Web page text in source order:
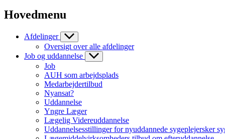
Hovedmenu
Afdelinger
Oversigt over alle afdelinger
Job og uddannelse
Job
AUH som arbejdsplads
Medarbejdertilbud
Nyansat?
Uddannelse
Yngre Læger
Lægelig Videreuddannelse
Uddannelsesstillinger for nyuddannede sygeplejersker